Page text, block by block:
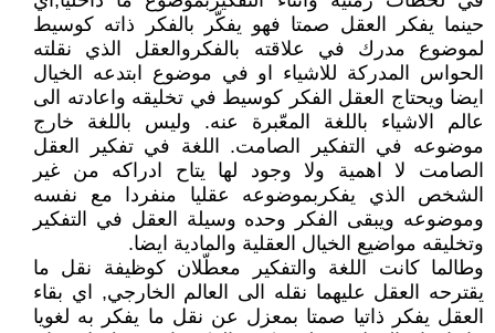
حينما يفكر العقل صمتا فهو يفكّر بالفكر ذاته كوسيط
لموضوع مدرك في علاقته بالفكروالعقل الذي نقلته
الحواس المدركة للاشياء او في موضوع ابتدعه الخيال
ايضا ويحتاج العقل الفكر كوسيط في تخليقه واعادته الى
عالم الاشياء باللغة المعّبرة عنه. وليس باللغة خارج
موضوعه في التفكير الصامت. اللغة في تفكير العقل
الصامت لا اهمية ولا وجود لها يتاح ادراكه من غير
الشخص الذي يفكربموضوعه عقليا منفردا مع نفسه
وموضوعه ويبقى الفكر وحده وسيلة العقل في التفكير
وتخليقه مواضيع الخيال العقلية والمادية ايضا.
وطالما كانت اللغة والتفكير معطّلان كوظيفة نقل ما
يقترحه العقل عليهما نقله الى العالم الخارجي, اي بقاء
العقل يفكر ذاتيا صمتا بمعزل عن نقل ما يفكر به لغويا